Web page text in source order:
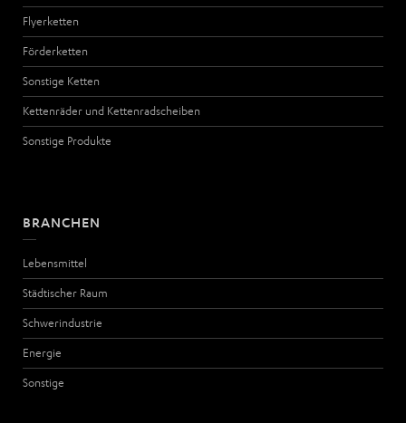
Flyerketten
Förderketten
Sonstige Ketten
Kettenräder und Kettenradscheiben
Sonstige Produkte
BRANCHEN
Lebensmittel
Städtischer Raum
Schwerindustrie
Energie
Sonstige